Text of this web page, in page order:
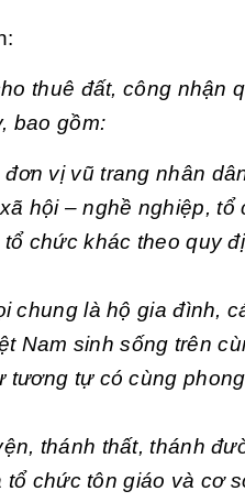
thuê đất, công nhận
bao gồm:
vị vũ trang nhân
hội – nghề nghiệp,
chức khác theo quy
chung là hộ gia đình,
Nam sinh sống trên
tự có cùng
thánh thất, thánh
chức tôn giáo và cơ